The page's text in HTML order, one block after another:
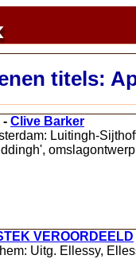
titels:
- Clive Barker
Luitingh-
VEROORDEELD
Uitg. Ellessy,